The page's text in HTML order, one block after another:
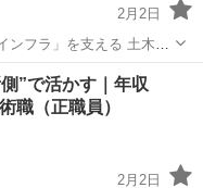
2月2日
フラ」を支える 土木技
管理・設計・積算 のご経
の経験は必要ありませ
”で活かす｜年収
職（正職員）
2月2日